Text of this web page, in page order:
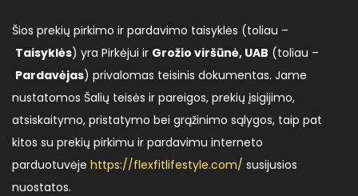
Šios prekių pirkimo ir pardavimo taisyklės (toliau –
Taisyklės) yra Pirkėjui ir Grožio viršūnė, UAB (toliau –
Pardavėjas) privalomas teisinis dokumentas. Jame
nustatomos Šalių teisės ir pareigos, prekių įsigijimo,
atsiskaitymo, pristatymo bei grąžinimo sąlygos, taip pat
kitos su prekių pirkimu ir pardavimu interneto
parduotuvėje https://flexfitlifestyle.com/ susijusios
nuostatos.